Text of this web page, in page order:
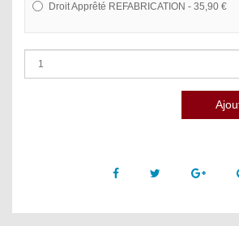
Droit Apprêté REFABRICATION - 35,90 €
Facebook Twitter